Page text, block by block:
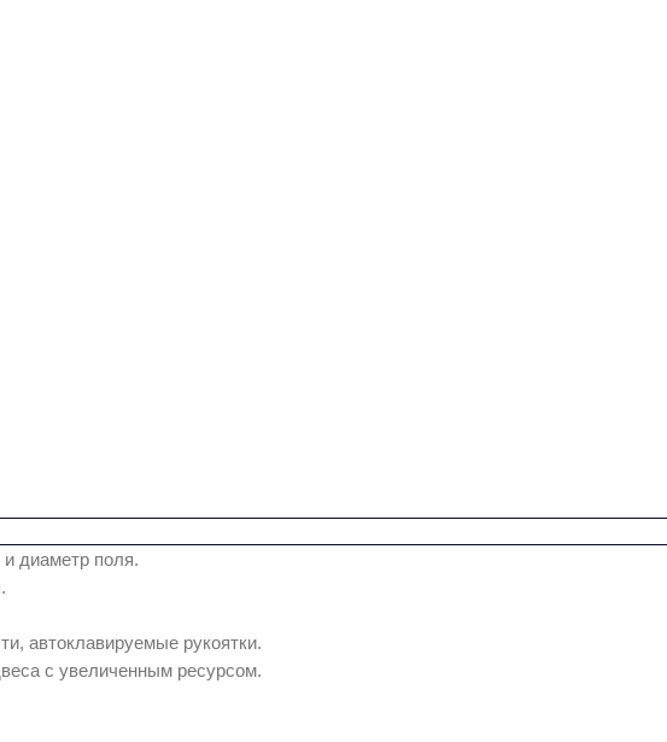
диаметр поля.
автоклавируемые рукоятки.
с увеличенным ресурсом.